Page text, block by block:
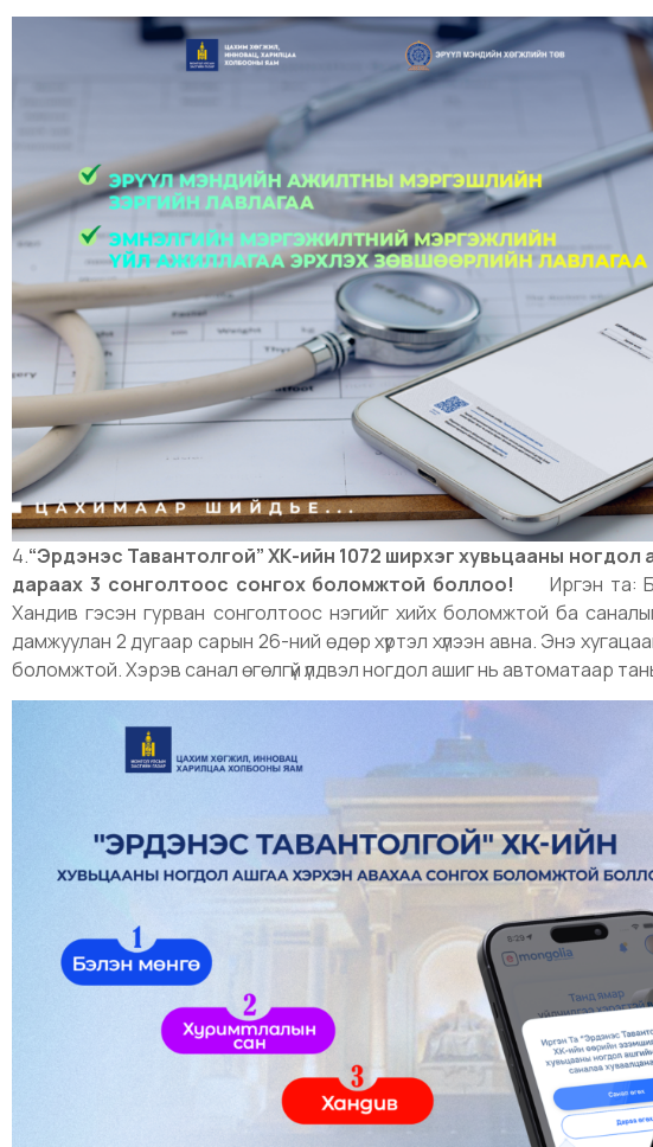
4.“Эрдэнэс Тавантолгой” ХК-ийн 1072 ширхэг хувьцааны ногдол
дараах 3 сонголтоос сонгох боломжтой боллоо!
Иргэн та:
Хандив гэсэн гурван сонголтоос нэгийг хийх боломжтой ба
дамжуулан 2 дугаар сарын 26-ний өдөр хүртэл хүлээн авна. Энэ
боломжтой. Хэрэв санал өгөлгүй үлдвэл ногдол ашиг нь автоматаар